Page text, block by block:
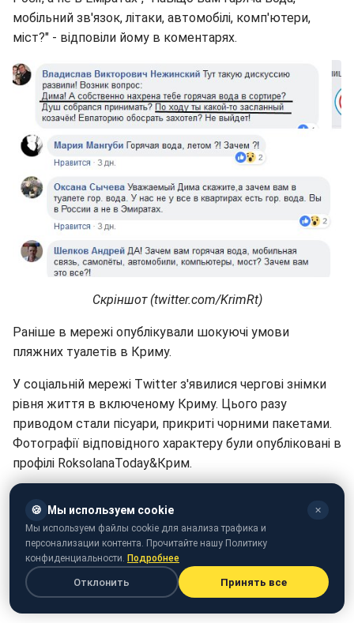
мобільний зв'язок, літаки, автомобілі, комп'ютери,
міст?" - відповіли йому в коментарях.
Скріншот (twitter.com/KrimRt)
Раніше в мережі опублікували шокуючі умови
пляжних туалетів в Криму.
У соціальній мережі Twitter з'явилися чергові знімки
рівня життя в включеному Криму. Цього разу
приводом стали пісуари, прикриті чорними пакетами.
Фотографії відповідного характеру були опубліковані в
профілі RoksolanaToday&Крим.
🍪 Мы используем cookie ✕
Мы используем файлы cookie для анализа трафика и
персонализации контента. Прочитайте нашу Политику
конфиденциальности. Подробнее
Отклонить Принять все